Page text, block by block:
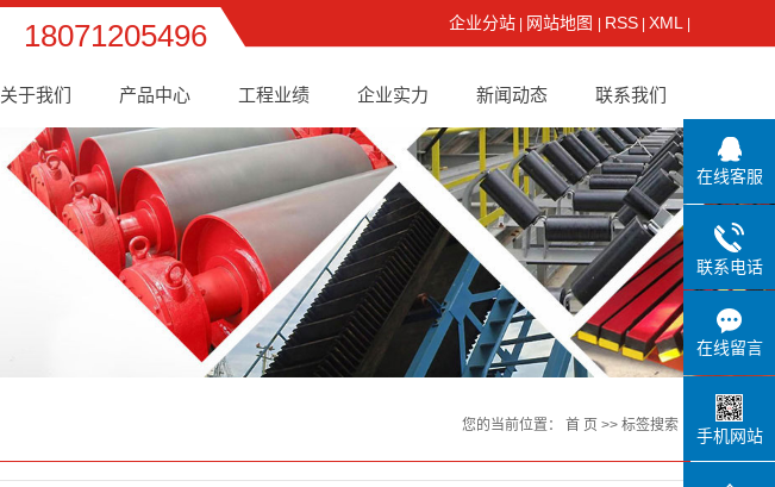
18071205496 企业分站 网站地图 RSS XML
关于我们 产品中心 工程业绩 企业实力 新闻动态 联系我们
您的当前位置： 首 页 >> 标签搜索
在线客服
联系电话
在线留言
手机网站